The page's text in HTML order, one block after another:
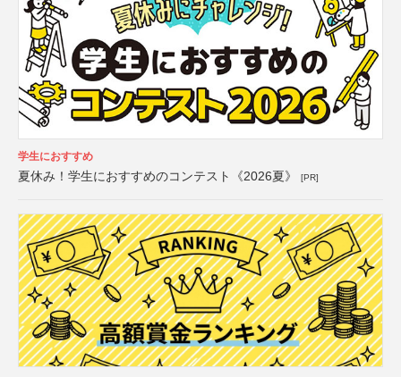
学生におすすめ
夏休み！学生におすすめのコンテスト《2026夏》 [PR]